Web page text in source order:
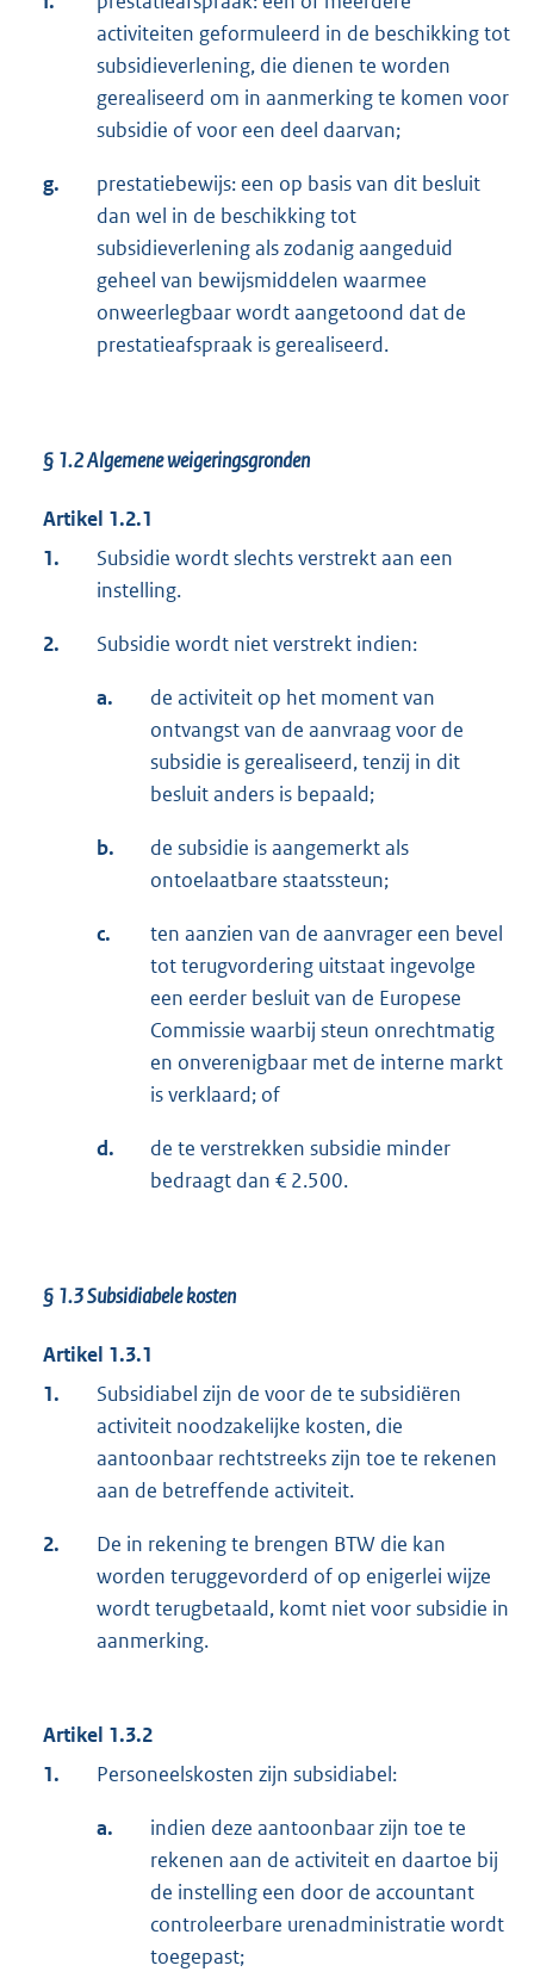
activiteiten geformuleerd in de beschikking tot
subsidieverlening, die dienen te worden
gerealiseerd om in aanmerking te komen voor
subsidie of voor een deel daarvan;
g.
prestatiebewijs: een op basis van dit besluit
dan wel in de beschikking tot
subsidieverlening als zodanig aangeduid
geheel van bewijsmiddelen waarmee
onweerlegbaar wordt aangetoond dat de
prestatieafspraak is gerealiseerd.
§ 1.2Algemene weigeringsgronden
Artikel 1.2.1
1.
Subsidie wordt slechts verstrekt aan een
instelling.
2. Subsidie wordt niet verstrekt indien:
a.
de activiteit op het moment van
ontvangst van de aanvraag voor de
subsidie is gerealiseerd, tenzij in dit
besluit anders is bepaald;
b.
de subsidie is aangemerkt als
ontoelaatbare staatssteun;
c.
ten aanzien van de aanvrager een bevel
tot terugvordering uitstaat ingevolge
een eerder besluit van de Europese
Commissie waarbij steun onrechtmatig
en onverenigbaar met de interne markt
is verklaard; of
d.
de te verstrekken subsidie minder
bedraagt dan € 2.500.
§ 1.3Subsidiabele kosten
Artikel 1.3.1
1.
Subsidiabel zijn de voor de te subsidiëren
activiteit noodzakelijke kosten, die
aantoonbaar rechtstreeks zijn toe te rekenen
aan de betreffende activiteit.
2.
De in rekening te brengen BTW die kan
worden teruggevorderd of op enigerlei wijze
wordt terugbetaald, komt niet voor subsidie in
aanmerking.
Artikel 1.3.2
1.
Personeelskosten zijn subsidiabel:
a.
indien deze aantoonbaar zijn toe te
rekenen aan de activiteit en daartoe bij
de instelling een door de accountant
controleerbare urenadministratie wordt
toegepast;